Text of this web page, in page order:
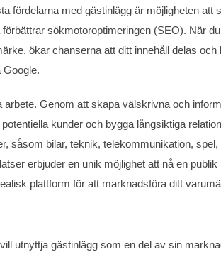
fördelarna med gästinlägg är möjligheten att
sökmotoroptimeringen (SEO). När
ökar chanserna att ditt innehåll delas och
Google.
arbete. Genom att skapa välskrivna och
kunder och bygga långsiktiga
såsom bilar, teknik, telekommunikation, spel,
erbjuder en unik möjlighet att nå en
plattform för att marknadsföra ditt
utnyttja gästinlägg som en del av sin